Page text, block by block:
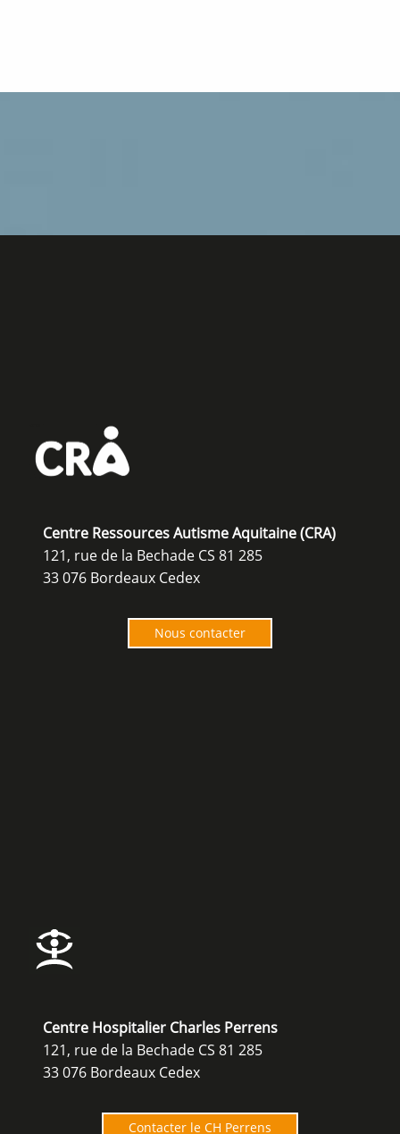
Centre Ressources Autisme Aquitaine (CRA)
121, rue de la Bechade CS 81 285
33 076 Bordeaux Cedex
Nous contacter
Centre Hospitalier Charles Perrens
121, rue de la Bechade CS 81 285
33 076 Bordeaux Cedex
Contacter le CH Perrens